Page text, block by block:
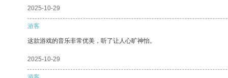
2025-10-29
游客
这款游戏的音乐非常优美，听了让人心旷神怡。
2025-10-29